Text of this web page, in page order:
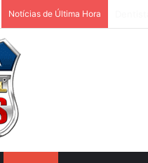
Notícias de Última Hora